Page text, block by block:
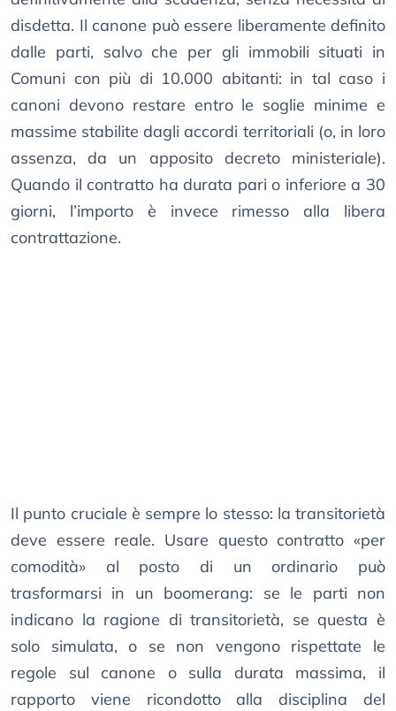
disdetta. Il canone può essere liberamente definito
dalle parti, salvo che per gli immobili situati in
Comuni con più di 10.000 abitanti: in tal caso i
canoni devono restare entro le soglie minime e
massime stabilite dagli accordi territoriali (o, in loro
assenza, da un apposito decreto ministeriale).
Quando il contratto ha durata pari o inferiore a 30
giorni, l’importo è invece rimesso alla libera
contrattazione.
Il punto cruciale è sempre lo stesso: la transitorietà
deve essere reale. Usare questo contratto «per
comodità» al posto di un ordinario può
trasformarsi in un boomerang: se le parti non
indicano la ragione di transitorietà, se questa è
solo simulata, o se non vengono rispettate le
regole sul canone o sulla durata massima, il
rapporto viene ricondotto alla disciplina del